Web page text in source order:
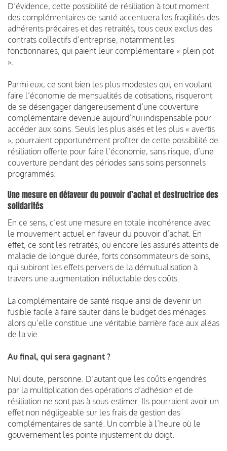
D’évidence, cette possibilité de résiliation à tout moment
des complémentaires de santé accentuera les fragilités des
adhérents précaires et des retraités, tous ceux exclus des
contrats collectifs d’entreprise, notamment les
fonctionnaires, qui paient leur complémentaire « plein pot
».
Parmi eux, ce sont bien les plus modestes qui, en voulant
faire l’économie de mensualités de cotisations, risqueront
de se désengager dangereusement d’une couverture
complémentaire devenue aujourd’hui indispensable pour
accéder aux soins. Seuls les plus aisés et les plus « avertis
», pourraient opportunément profiter de cette possibilité de
résiliation offerte pour faire l’économie, sans risque, d’une
couverture pendant des périodes sans soins personnels
programmés.
Une mesure en défaveur du pouvoir d’achat et destructrice des
solidarités
En ce sens, c’est une mesure en totale incohérence avec
le mouvement actuel en faveur du pouvoir d’achat. En
effet, ce sont les retraités, ou encore les assurés atteints de
maladie de longue durée, forts consommateurs de soins,
qui subiront les effets pervers de la démutualisation à
travers une augmentation inéluctable des coûts.
La complémentaire de santé risque ainsi de devenir un
fusible facile à faire sauter dans le budget des ménages
alors qu’elle constitue une véritable barrière face aux aléas
de la vie.
Au final, qui sera gagnant ?
Nul doute, personne. D’autant que les coûts engendrés
par la multiplication des opérations d’adhésion et de
résiliation ne sont pas à sous-estimer. Ils pourraient avoir un
effet non négligeable sur les frais de gestion des
complémentaires de santé. Un comble à l’heure où le
gouvernement les pointe injustement du doigt.